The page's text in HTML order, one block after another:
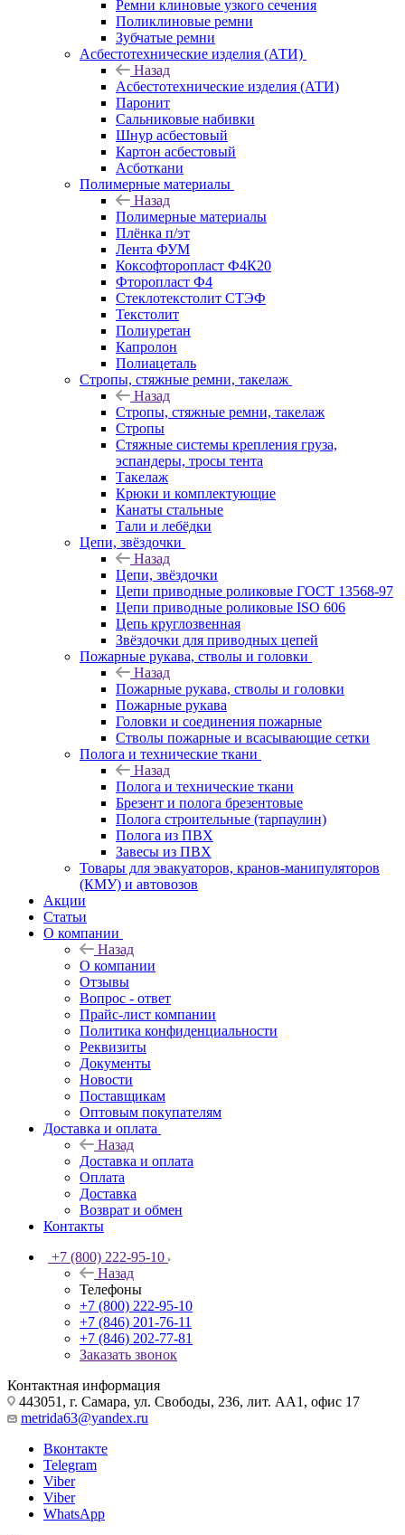
Ремни клиновые узкого сечения
Поликлиновые ремни
Зубчатые ремни
Асбестотехнические изделия (АТИ)
Назад
Асбестотехнические изделия (АТИ)
Паронит
Сальниковые набивки
Шнур асбестовый
Картон асбестовый
Асботкани
Полимерные материалы
Назад
Полимерные материалы
Плёнка п/эт
Лента ФУМ
Коксофторопласт Ф4К20
Фторопласт Ф4
Стеклотекстолит СТЭФ
Текстолит
Полиуретан
Капролон
Полиацеталь
Стропы, стяжные ремни, такелаж
Назад
Стропы, стяжные ремни, такелаж
Стропы
Стяжные системы крепления груза,
эспандеры, тросы тента
Такелаж
Крюки и комплектующие
Канаты стальные
Тали и лебёдки
Цепи, звёздочки
Назад
Цепи, звёздочки
Цепи приводные роликовые ГОСТ 13568-97
Цепи приводные роликовые ISO 606
Цепь круглозвенная
Звёздочки для приводных цепей
Пожарные рукава, стволы и головки
Назад
Пожарные рукава, стволы и головки
Пожарные рукава
Головки и соединения пожарные
Стволы пожарные и всасывающие сетки
Полога и технические ткани
Назад
Полога и технические ткани
Брезент и полога брезентовые
Полога строительные (тарпаулин)
Полога из ПВХ
Завесы из ПВХ
Товары для эвакуаторов, кранов-манипуляторов
(КМУ) и автовозов
Акции
Статьи
О компании
Назад
О компании
Отзывы
Вопрос - ответ
Прайс-лист компании
Политика конфиденциальности
Реквизиты
Документы
Новости
Поставщикам
Оптовым покупателям
Доставка и оплата
Назад
Доставка и оплата
Оплата
Доставка
Возврат и обмен
Контакты
+7 (800) 222-95-10
Назад
Телефоны
+7 (800) 222-95-10
+7 (846) 201-76-11
+7 (846) 202-77-81
Заказать звонок
Контактная информация
443051, г. Самара, ул. Свободы, 236, лит. АА1, офис 17
metrida63@yandex.ru
Вконтакте
Telegram
Viber
Viber
WhatsApp